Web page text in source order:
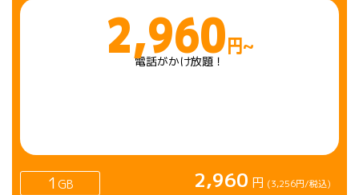
2,960円~
電話がかけ放題！
1 GB 2,960 円 (3,256円/税込)